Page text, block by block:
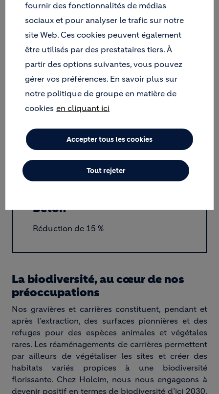
Ciment
Réduction de 33 %
Réduction de 20 %
Béton
Réduction de 15 %
La biodiversité, au cœur de nos
préoccupations
Nos gravières et carrières constituent, pendant et
après l'extraction, des surfaces pionnières et des
refuges pour des espèces animales et végétales
rares. Les réaménagements de carrières permettent
par ailleurs de végétaliser les sites et créer des
habitats variés propices à une biodiversité
florissante. Chez Holcim, nous nous engageons à
devenir positif en termes de biodiversité d’ici 2030.
fournir des fonctionnalités de médias
sociaux et pour analyser le trafic sur notre
site Web. Ces cookies peuvent également
être utilisés par des prestataires tiers. À
partir des options suivantes, vous pouvez
gérer vos préférences. En savoir plus sur
notre politique de groupe en matière de
cookies en cliquant ici
Accepter tous les cookies
Tout rejeter